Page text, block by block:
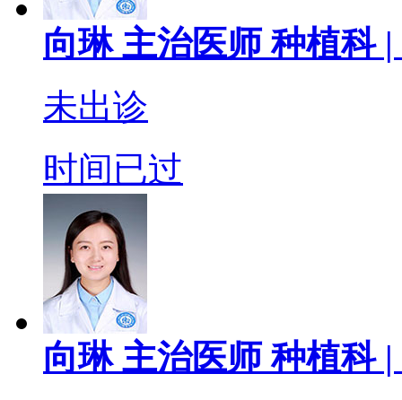
向琳 主治医师种植科 |
未出诊
时间已过
向琳 主治医师种植科 |